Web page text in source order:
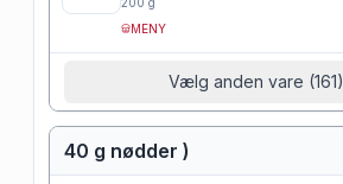
MENY
Vælg anden vare (161)
40 g nødder )